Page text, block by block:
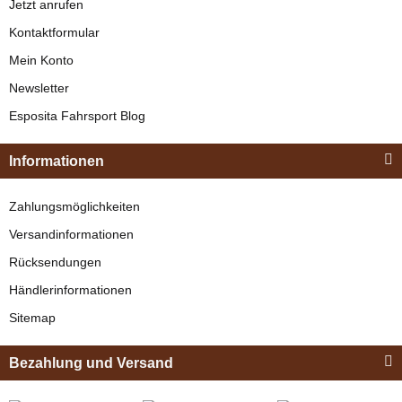
Harrys Horse
Gurtunterlage
Longierunterlage
schwarz
Lieferzeit:2 - 3 Werktage
"Shettyglück"
Braun
329,00 €*
Jetzt anrufen
Kontaktformular
Mein Konto
Newsletter
Esposita Fahrsport Blog
Informationen
Zahlungsmöglichkeiten
Versandinformationen
Rücksendungen
Händlerinformationen
Sitemap
Bezahlung und Versand